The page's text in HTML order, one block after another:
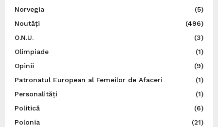
Norvegia
(5)
Noutăți
(496)
O.N.U.
(3)
Olimpiade
(1)
Opinii
(9)
Patronatul European al Femeilor de Afaceri
(1)
Personalități
(1)
Politică
(6)
Polonia
(21)